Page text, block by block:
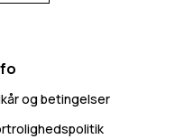
og betingelser